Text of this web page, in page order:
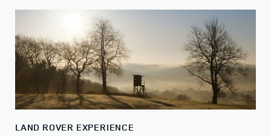
LAND ROVER EXPERIENCE